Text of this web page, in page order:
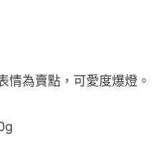
情為賣點，可愛度爆燈。